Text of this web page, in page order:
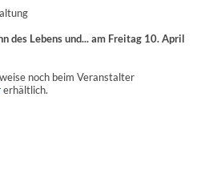
des Lebens und... am Freitag 10. April
noch beim Veranstalter
erhältlich.